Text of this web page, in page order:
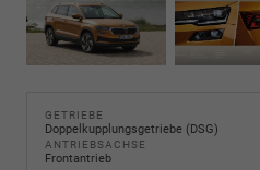
GETRIEBE
Doppelkupplungsgetriebe (DSG)
ANTRIEBSACHSE
Frontantrieb